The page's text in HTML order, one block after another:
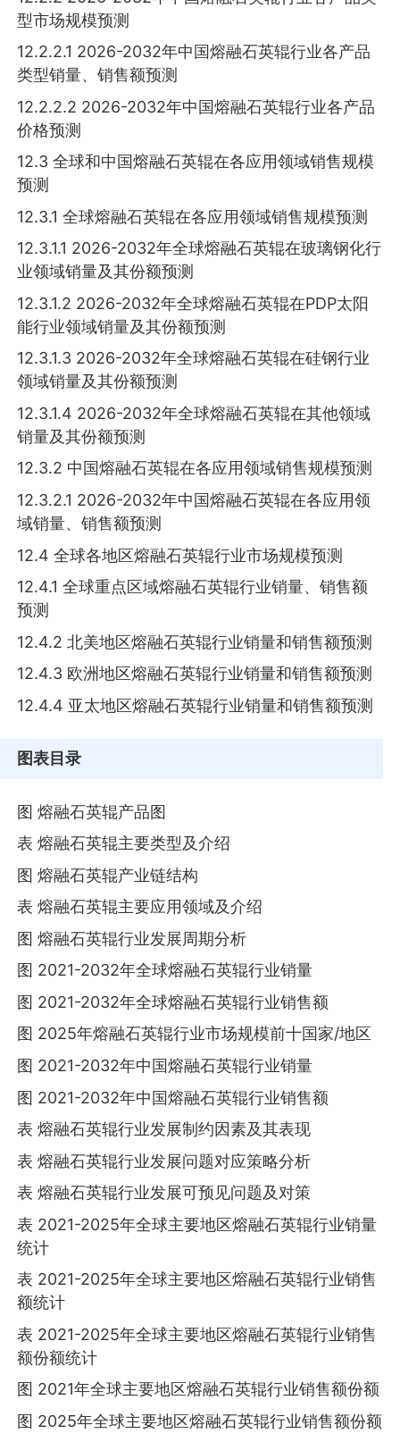
型市场规模预测
12.2.2.1 2026-2032年中国熔融石英辊行业各产品
类型销量、销售额预测
12.2.2.2 2026-2032年中国熔融石英辊行业各产品
价格预测
12.3 全球和中国熔融石英辊在各应用领域销售规模
预测
12.3.1 全球熔融石英辊在各应用领域销售规模预测
12.3.1.1 2026-2032年全球熔融石英辊在玻璃钢化行
业领域销量及其份额预测
12.3.1.2 2026-2032年全球熔融石英辊在PDP太阳
能行业领域销量及其份额预测
12.3.1.3 2026-2032年全球熔融石英辊在硅钢行业
领域销量及其份额预测
12.3.1.4 2026-2032年全球熔融石英辊在其他领域
销量及其份额预测
12.3.2 中国熔融石英辊在各应用领域销售规模预测
12.3.2.1 2026-2032年中国熔融石英辊在各应用领
域销量、销售额预测
12.4 全球各地区熔融石英辊行业市场规模预测
12.4.1 全球重点区域熔融石英辊行业销量、销售额
预测
12.4.2 北美地区熔融石英辊行业销量和销售额预测
12.4.3 欧洲地区熔融石英辊行业销量和销售额预测
12.4.4 亚太地区熔融石英辊行业销量和销售额预测
图表目录
图 熔融石英辊产品图
表 熔融石英辊主要类型及介绍
图 熔融石英辊产业链结构
表 熔融石英辊主要应用领域及介绍
图 熔融石英辊行业发展周期分析
图 2021-2032年全球熔融石英辊行业销量
图 2021-2032年全球熔融石英辊行业销售额
图 2025年熔融石英辊行业市场规模前十国家/地区
图 2021-2032年中国熔融石英辊行业销量
图 2021-2032年中国熔融石英辊行业销售额
表 熔融石英辊行业发展制约因素及其表现
表 熔融石英辊行业发展问题对应策略分析
表 熔融石英辊行业发展可预见问题及对策
表 2021-2025年全球主要地区熔融石英辊行业销量
统计
表 2021-2025年全球主要地区熔融石英辊行业销售
额统计
表 2021-2025年全球主要地区熔融石英辊行业销售
额份额统计
图 2021年全球主要地区熔融石英辊行业销售额份额
图 2025年全球主要地区熔融石英辊行业销售额份额